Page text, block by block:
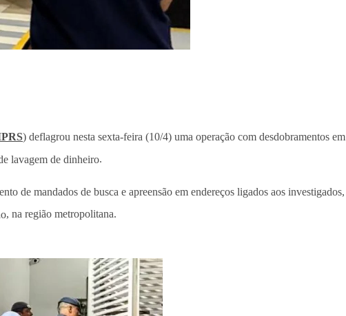
) deflagrou nesta sexta-feira (10/4) uma operação com desdobramentos em
lavagem de dinheiro.
de mandados de busca e apreensão em endereços ligados aos investigados,
, na região metropolitana.